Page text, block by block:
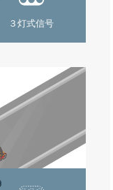
３灯式信号